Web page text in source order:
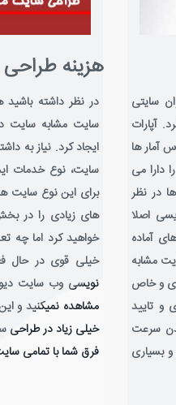
هزینه
در نظر داشته باشید
سایت مشابه سایت
ایجاد کرد. نیاز به
سایت، نوع خدمات
برای این نوع سایت
های زیادی را در
خواهید کرد اما چه
خیلی قوی در حال
نویسی وب سایت
مشاهده نمیکنید و
خیلی زیاد در طراحی
فرق شما با تمامی
سایتی
آپارات
آمار ها
دارا می
در نظر
اصلا
آماده
مشابه
و خاص
و تایید
سرعت
بسیاری